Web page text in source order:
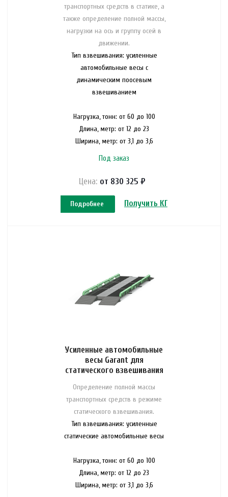
транспортных средств в статике, а
также определение полной массы,
нагрузки на ось и группу осей в
движении.
Тип взвешивания: усиленные
автомобильные весы с
динамическим поосевым
взвешиванием
Нагрузка, тонн: от 60 до 100
Длина, метр: от 12 до 23
Ширина, метр: от 3,1 до 3,6
Под заказ
Цена: от 830 325 ₽
Подробнее Получить КП
Усиленные автомобильные
весы Garant для
статического взвешивания
Определение полной массы
транспортных средств в режиме
статического взвешивания.
Тип взвешивания: усиленные
статические автомобильные весы
Нагрузка, тонн: от 60 до 100
Длина, метр: от 12 до 23
Ширина, метр: от 3,1 до 3,6